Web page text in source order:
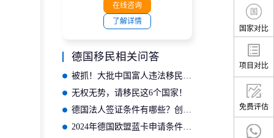
在线咨询
了解详情
德国移民相关问答
无权无势，请移民这6个国家！
2024年德国欧盟蓝卡申请条件及流程是什么？
国家对比
项目对比
免费评估